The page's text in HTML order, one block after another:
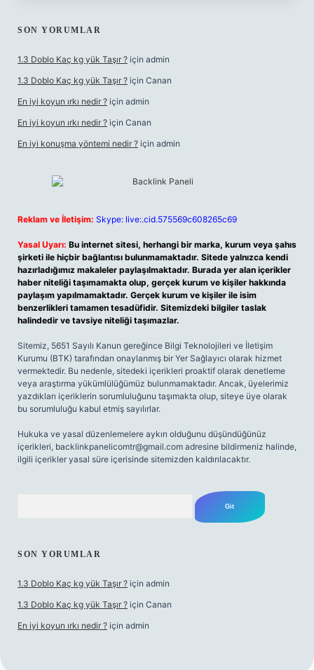
SON YORUMLAR
1.3 Doblo Kaç kg yük Taşır ? için admin
1.3 Doblo Kaç kg yük Taşır ? için Canan
En iyi koyun ırkı nedir ? için admin
En iyi koyun ırkı nedir ? için Canan
En iyi konuşma yöntemi nedir ? için admin
Reklam ve İletişim: Skype: live:.cid.575569c608265c69
Yasal Uyarı: Bu internet sitesi, herhangi bir marka, kurum veya şahıs
şirketi ile hiçbir bağlantısı bulunmamaktadır. Sitede yalnızca kendi
hazırladığımız makaleler paylaşılmaktadır. Burada yer alan içerikler
haber niteliği taşımamakta olup, gerçek kurum ve kişiler hakkında
paylaşım yapılmamaktadır. Gerçek kurum ve kişiler ile isim
benzerlikleri tamamen tesadüfidir. Sitemizdeki bilgiler taslak
halindedir ve tavsiye niteliği taşımazlar.
Sitemiz, 5651 Sayılı Kanun gereğince Bilgi Teknolojileri ve İletişim
Kurumu (BTK) tarafından onaylanmış bir Yer Sağlayıcı olarak hizmet
vermektedir. Bu nedenle, sitedeki içerikleri proaktif olarak denetleme
veya araştırma yükümlülüğümüz bulunmamaktadır. Ancak, üyelerimiz
yazdıkları içeriklerin sorumluluğunu taşımakta olup, siteye üye olarak
bu sorumluluğu kabul etmiş sayılırlar.
Hukuka ve yasal düzenlemelere aykırı olduğunu düşündüğünüz
içerikleri, backlinkpanelicomtr@gmail.com adresine bildirmeniz halinde,
ilgili içerikler yasal süre içerisinde sitemizden kaldırılacaktır.
SON YORUMLAR
1.3 Doblo Kaç kg yük Taşır ? için admin
1.3 Doblo Kaç kg yük Taşır ? için Canan
En iyi koyun ırkı nedir ? için admin